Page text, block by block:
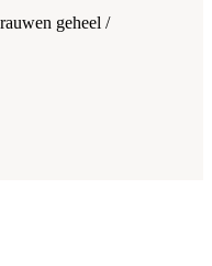
geheel /